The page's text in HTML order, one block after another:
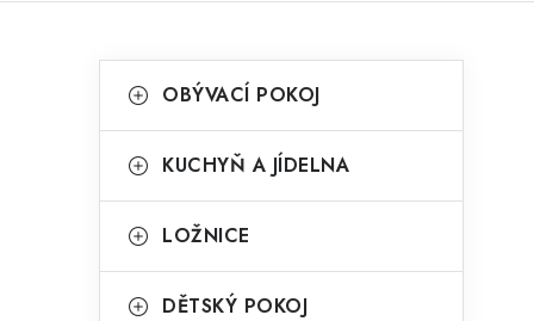
o
t
r
kategorie
a
e
o
OBÝVACÍ POKOJ
KUCHYŇ A JÍDELNA
LOŽNICE
DĚTSKÝ POKOJ